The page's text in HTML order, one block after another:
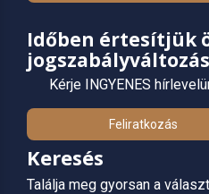
Időben értesítjük
Kérje INGYENES
Feliratkozás
Keresés
Találja meg gyorsan a